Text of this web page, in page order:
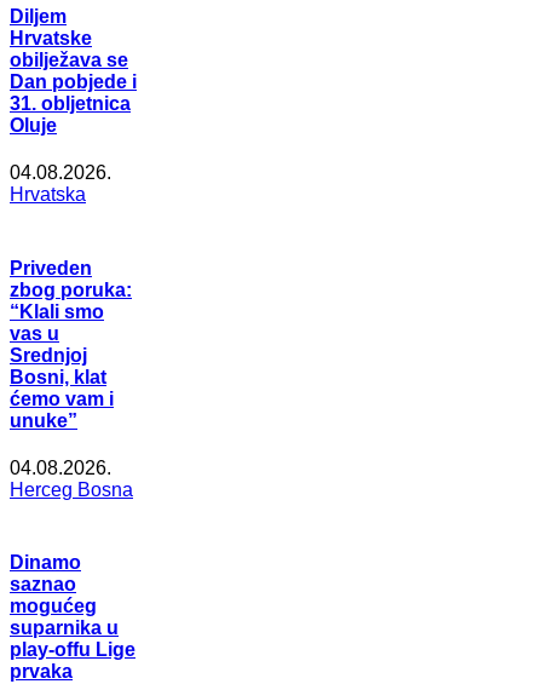
Diljem
Hrvatske
obilježava se
Dan pobjede i
31. obljetnica
Oluje
04.08.2026.
Hrvatska
Priveden
zbog poruka:
“Klali smo
vas u
Srednjoj
Bosni, klat
ćemo vam i
unuke”
04.08.2026.
Herceg Bosna
Dinamo
saznao
mogućeg
suparnika u
play-offu Lige
prvaka